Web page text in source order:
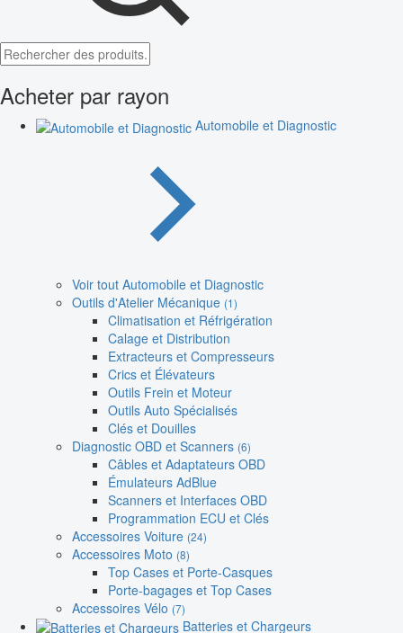
Acheter par rayon
Automobile et Diagnostic
Voir tout Automobile et Diagnostic
Outils d'Atelier Mécanique (1)
Climatisation et Réfrigération
Calage et Distribution
Extracteurs et Compresseurs
Crics et Élévateurs
Outils Frein et Moteur
Outils Auto Spécialisés
Clés et Douilles
Diagnostic OBD et Scanners (6)
Câbles et Adaptateurs OBD
Émulateurs AdBlue
Scanners et Interfaces OBD
Programmation ECU et Clés
Accessoires Voiture (24)
Accessoires Moto (8)
Top Cases et Porte-Casques
Porte-bagages et Top Cases
Accessoires Vélo (7)
Batteries et Chargeurs